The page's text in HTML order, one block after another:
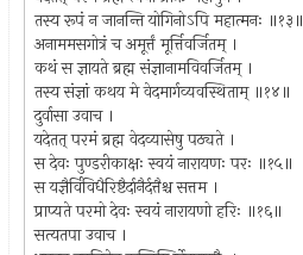
तस्य रूपं न जानन्ति योगिनोऽपि महात्मनः ॥१३॥
अनाममसगोत्रं च अमूर्त्तं मूर्त्तिवर्जितम् ।
कथं स ज्ञायते ब्रह्म संज्ञानामविवर्जितम् ।
तस्य संज्ञां कथय मे वेदमार्गव्यवस्थिताम् ॥१४॥
दुर्वासा उवाच ।
यदेतत् परमं ब्रह्म वेदव्यासेषु पठ्यते ।
स देवः पुण्डरीकाक्षः स्वयं नारायणः परः ॥१५॥
स यज्ञैर्विविधैरिष्टैर्दानैर्दत्तैश्च सत्तम ।
प्राप्यते परमो देवः स्वयं नारायणो हरिः ॥१६॥
सत्यतपा उवाच ।